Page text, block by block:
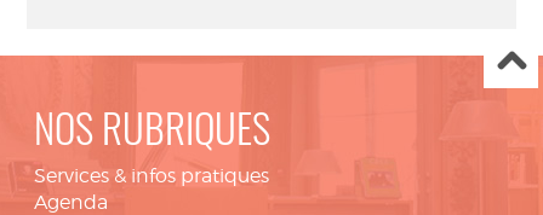
NOS RUBRIQUES
Services & infos pratiques
Agenda